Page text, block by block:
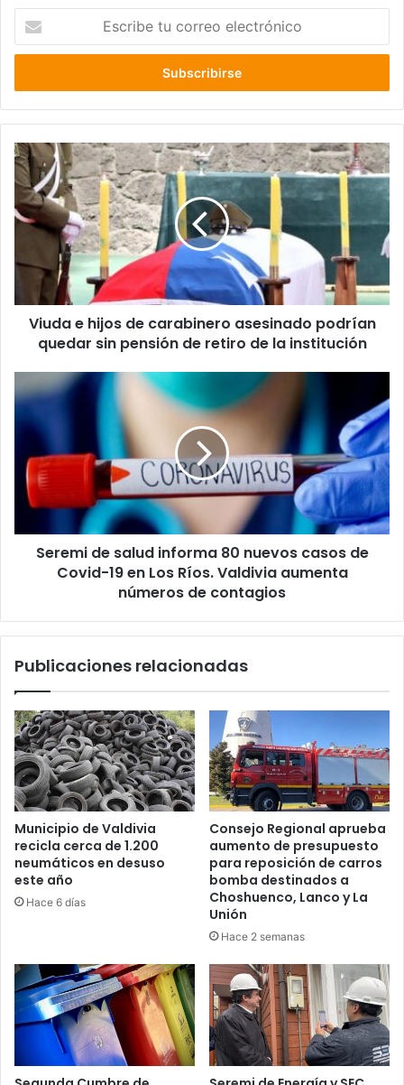
correo
Viuda
e
hijos
de
carabinero
asesinado
podrían
quedar
sin
pensión
la
institución
Viuda e hijos de carabinero asesinado podrían
quedar sin pensión de retiro de la institución
de
salud
informa
80
nuevos
casos
Covid-
Valdivia
números
Seremi de salud informa 80 nuevos casos de
Covid-19 en Los Ríos. Valdivia aumenta
números de contagios
Publicaciones relacionadas
Municipio de Valdivia
recicla cerca de 1.200
neumáticos en desuso
este año
Hace 6 días
Consejo Regional aprueba
aumento de presupuesto
para reposición de carros
bomba destinados a
Choshuenco, Lanco y La
Unión
Hace 2 semanas